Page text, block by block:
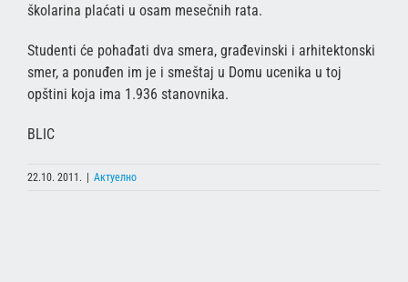
školarina plaćati u osam mesečnih rata.
Studenti će pohađati dva smera, građevinski i arhitektonski
smer, a ponuđen im je i smeštaj u Domu ucenika u toj
opštini koja ima 1.936 stanovnika.
BLIC
22.10. 2011. | Актуелно